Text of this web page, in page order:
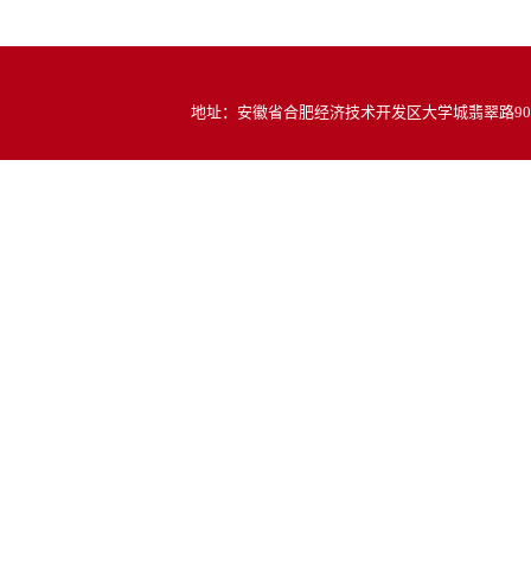
地址：安徽省合肥经济技术开发区大学城翡翠路